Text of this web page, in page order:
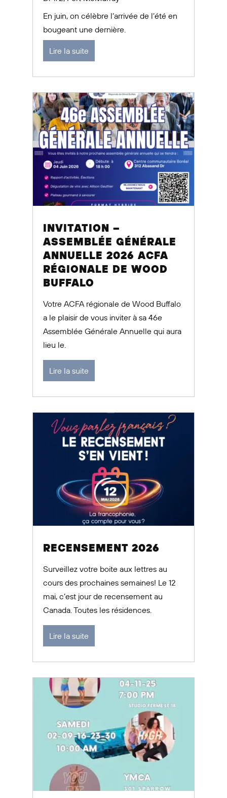
En juin, on célèbre l’arrivée de l’été en
bougeant une dernière.
Lire la suite
INVITATION –
ASSEMBLÉE GÉNÉRALE
ANNUELLE 2026 ACFA
RÉGIONALE DE WOOD
BUFFALO
Votre ACFA régionale de Wood Buffalo
a le plaisir de vous inviter à sa 46e
Assemblée Générale Annuelle qui aura
lieu le.
Lire la suite
RECENSEMENT 2026
Surveillez votre boite aux lettres au
cours des prochaines semaines! Le 12
mai, c’est jour de recensement au
Canada. Toutes les résidences.
Lire la suite